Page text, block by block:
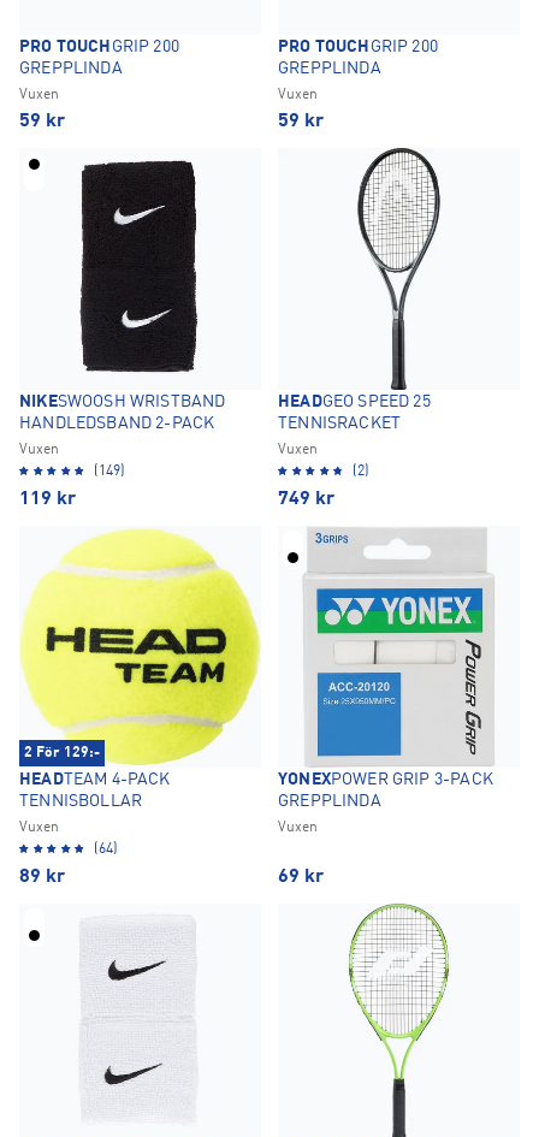
PRO TOUCH GRIP 200
GREPPLINDA
Vuxen
59 kr
PRO TOUCH GRIP 200
GREPPLINDA
Vuxen
59 kr
NIKESWOOSH WRISTBAND
HANDLEDSBAND 2-PACK
Vuxen
(149)
119 kr
HEADGEO SPEED 25
TENNISRACKET
Vuxen
(2)
749 kr
2 För 129:-
HEADTEAM 4-PACK
TENNISBOLLAR
Vuxen
(64)
89 kr
YONEXPOWER GRIP 3-PACK
GREPPLINDA
Vuxen
69 kr